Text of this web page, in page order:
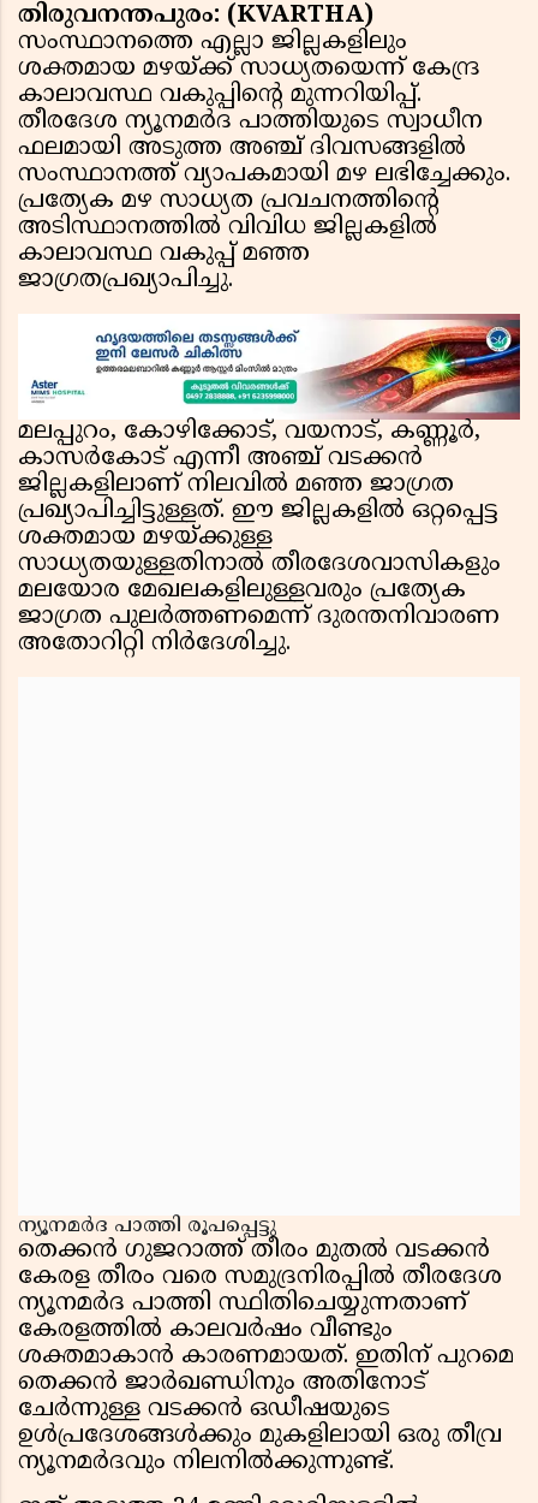
തിരുവനന്തപുരം: (KVARTHA)
സംസ്ഥാനത്തെ എല്ലാ ജില്ലകളിലും
ശക്തമായ മഴയ്ക്ക് സാധ്യതയെന്ന് കേന്ദ്ര
കാലാവസ്ഥ വകുപ്പിൻ്റെ മുന്നറിയിപ്പ്.
തീരദേശ ന്യൂനമർദ പാത്തിയുടെ സ്വാധീന
ഫലമായി അടുത്ത അഞ്ച് ദിവസങ്ങളിൽ
സംസ്ഥാനത്ത് വ്യാപകമായി മഴ ലഭിച്ചേക്കും.
പ്രത്യേക മഴ സാധ്യത പ്രവചനത്തിൻ്റെ
അടിസ്ഥാനത്തിൽ വിവിധ ജില്ലകളിൽ
കാലാവസ്ഥ വകുപ്പ് മഞ്ഞ
ജാഗ്രതപ്രഖ്യാപിച്ചു.
മലപ്പുറം, കോഴിക്കോട്, വയനാട്, കണ്ണൂർ,
കാസർകോട് എന്നീ അഞ്ച് വടക്കൻ
ജില്ലകളിലാണ് നിലവിൽ മഞ്ഞ ജാഗ്രത
പ്രഖ്യാപിച്ചിട്ടുള്ളത്. ഈ ജില്ലകളിൽ ഒറ്റപ്പെട്ട
ശക്തമായ മഴയ്ക്കുള്ള
സാധ്യതയുള്ളതിനാൽ തീരദേശവാസികളും
മലയോര മേഖലകളിലുള്ളവരും പ്രത്യേക
ജാഗ്രത പുലർത്തണമെന്ന് ദുരന്തനിവാരണ
അതോറിറ്റി നിർദേശിച്ചു.
ന്യൂനമർദ പാത്തി രൂപപ്പെട്ടു
തെക്കൻ ഗുജറാത്ത് തീരം മുതൽ വടക്കൻ
കേരള തീരം വരെ സമുദ്രനിരപ്പിൽ തീരദേശ
ന്യൂനമർദ പാത്തി സ്ഥിതിചെയ്യുന്നതാണ്
കേരളത്തിൽ കാലവർഷം വീണ്ടും
ശക്തമാകാൻ കാരണമായത്. ഇതിന് പുറമെ
തെക്കൻ ജാർഖണ്ഡിനും അതിനോട്
ചേർന്നുള്ള വടക്കൻ ഒഡീഷയുടെ
ഉൾപ്രദേശങ്ങൾക്കും മുകളിലായി ഒരു തീവ്ര
ന്യൂനമർദവും നിലനിൽക്കുന്നുണ്ട്.